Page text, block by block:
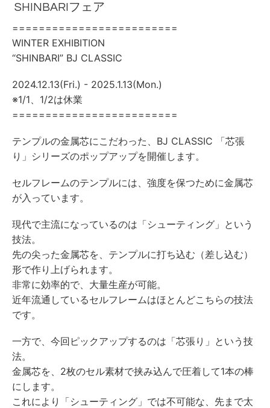
SHINBARIフェア
=========================
WINTER EXHIBITION
“SHINBARI” BJ CLASSIC
2024.12.13(Fri.) - 2025.1.13(Mon.)
※1/1、1/2は休業
=========================
テンプルの金属芯にこだわった、BJ CLASSIC 「芯張
り」シリーズのポップアップを開催します。
セルフレームのテンプルには、強度を保つために金属芯
が入っています。
現代で主流になっているのは「シューティング」という
技法。
先の尖った金属芯を、テンプルに打ち込む（差し込む）
形で作り上げられます。
非常に効率的で、大量生産が可能。
近年流通しているセルフレームはほとんどこちらの技法
です。
一方で、今回ピックアップするのは「芯張り」という技
法。
金属芯を、2枚のセル素材で挟み込んで圧着して1本の棒
にします。
これにより「シューティング」では不可能な、先まで太